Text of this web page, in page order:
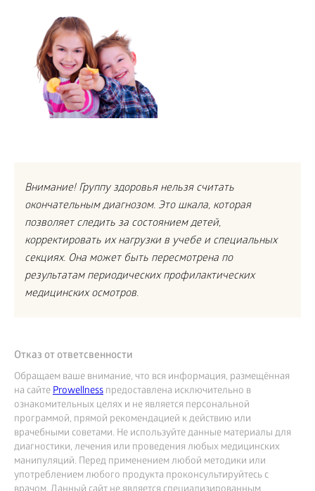
Внимание! Группу здоровья нельзя считать
окончательным диагнозом. Это шкала, которая
позволяет следить за состоянием детей,
корректировать их нагрузки в учебе и специальных
секциях. Она может быть пересмотрена по
результатам периодических профилактических
медицинских осмотров.
Отказ от ответсвенности
Обращаем ваше внимание, что вся информация, размещённая
на сайтеProwellness предоставлена исключительно в
ознакомительных целях и не является персональной
программой, прямой рекомендацией к действию или
врачебными советами. Не используйте данные материалы для
диагностики, лечения или проведения любых медицинских
манипуляций. Перед применением любой методики или
употреблением любого продукта проконсультируйтесь с